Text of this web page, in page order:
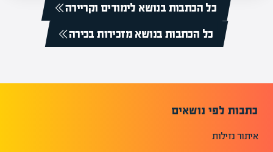
כל הכתבות בנושא לימודים וקריירה
כל הכתבות בנושא מזכירות בכירה
כתבות לפי נושאים
איתור נזילות